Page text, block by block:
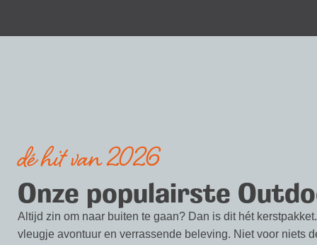
dé hit van 2026
Onze populairste
Altijd zin om naar buiten te gaan? Dan is dit hét
vleugje avontuur en verrassende beleving. Niet voor niets